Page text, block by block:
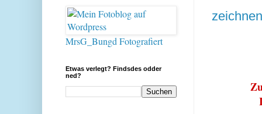
zeichnen
MrsG_Bungd Fotografiert
Etwas verlegt? Findsdes odder
ned?